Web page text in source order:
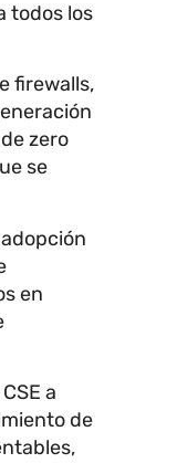
todos los
firewalls,
zero
se
en
a
de